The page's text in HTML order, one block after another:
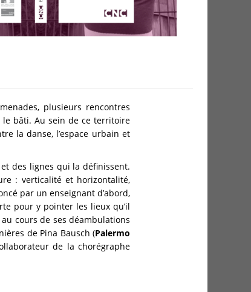
plusieurs rencontres
le bâti. Au sein de ce territoire
la danse, l’espace urbain et
des lignes qui la définissent.
: verticalité et horizontalité,
par un enseignant d’abord,
pour y pointer les lieux qu’il
cours de ses déambulations
de Pina Bausch (Palermo
de la chorégraphe